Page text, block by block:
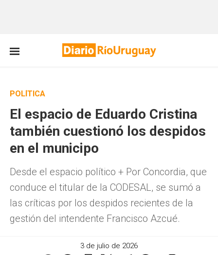
POLÍTICA
El espacio de Eduardo Cristina
también cuestionó los despidos
en el municipo
Desde el espacio político + Por Concordia, que
conduce el titular de la CODESAL, se sumó a
las críticas por los despidos recientes de la
gestión del intendente Francisco Azcué.
3 de julio de 2026